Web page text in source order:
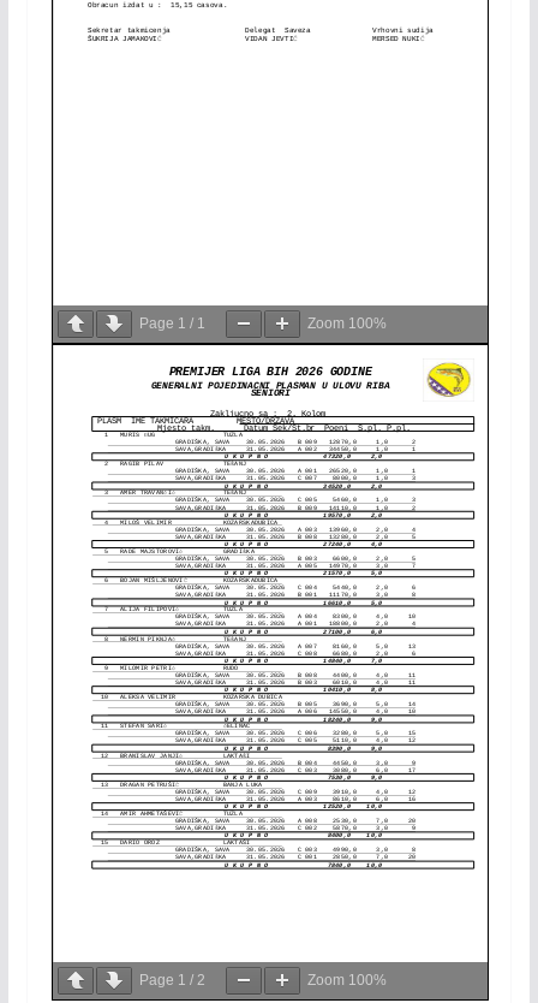
Page 1 / 1 Zoom 100%
Page 1 / 2 Zoom 100%